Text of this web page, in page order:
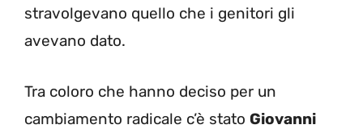
stravolgevano quello che i genitori gli
avevano dato.
Tra coloro che hanno deciso per un
cambiamento radicale c’è stato Giovanni